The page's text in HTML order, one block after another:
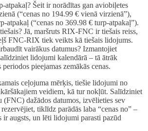
atpakaļ? Šeit ir norādītas gan aviobiļetes
(“cenas no 194.99 € vienā virzienā”),
atpakaļ (“cenas no 369.98 € turp-atpakaļ”).
Jā, maršruts RIX-FNC ir tiešais reiss,
FNC-RIX tiek veikts kā tiešais lidojums.
vairākus datumus? Izmantojiet
lidojumi kalendārā – tā ātrāk
pieejamas zemākās cenas.
ceļojuma mērķis, tiešie lidojumi no
veidiem, kā tur nokļūt. Salīdziniet
(FNC) dažādos datumos, izvēlieties sev
tiklīdz parādās laba “cenas no” –
ir augsts, un lēti lidojumi parasti pazūd